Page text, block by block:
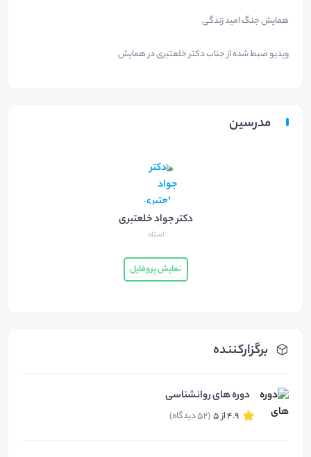
برگزارکننده
دوره های روانشناسی
4.9 از 5 (52 دیدگاه)
همایش جنگ امید زندگی
ویدیو ضبط شده از جناب دکتر خلعتبری در همایش
مدرسین
دکتر جواد خلعتبری
استاد
نمایش پروفایل